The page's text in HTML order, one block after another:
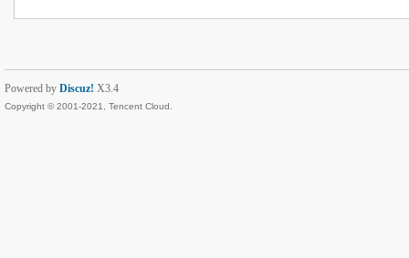
Powered by Discuz! X3.4
Copyright © 2001-2021, Tencent Cloud.